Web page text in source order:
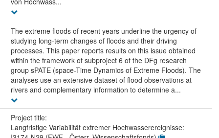
The extreme floods of recent years underline the urgency of
studying long-term changes of floods and their driving
processes. This paper reports results on this issue obtained
within the framework of subproject 6 of the DFg research
group sPATE (space-Time Dynamics of Extreme Floods). The
analyses use an extensive dataset of flood observations at
rivers and complementary information to determine a...
Project title:
Langfristige Variabilität extremer Hochwasserereignisse: